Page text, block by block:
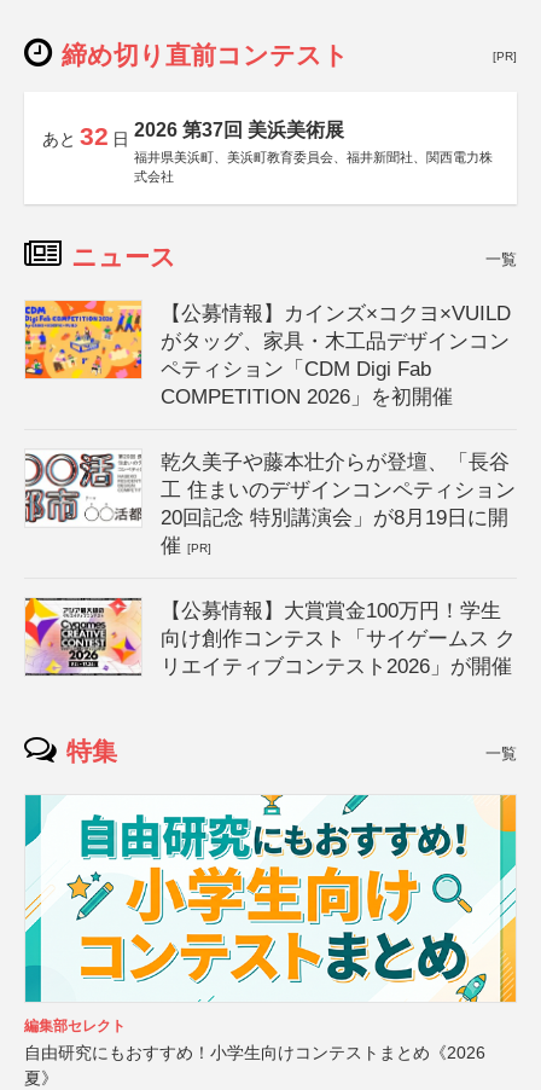
締め切り直前コンテスト [PR]
あと 32 日 2026 第37回 美浜美術展
福井県美浜町、美浜町教育委員会、福井新聞社、関西電力株
式会社
ニュース 一覧
【公募情報】カインズ×コクヨ×VUILD
がタッグ、家具・木工品デザインコン
ペティション「CDM Digi Fab
COMPETITION 2026」を初開催
乾久美子や藤本壮介らが登壇、「長谷
工 住まいのデザインコンペティション
20回記念 特別講演会」が8月19日に開
催[PR]
【公募情報】大賞賞金100万円！学生
向け創作コンテスト「サイゲームス ク
リエイティブコンテスト2026」が開催
特集 一覧
編集部セレクト
自由研究にもおすすめ！小学生向けコンテストまとめ《2026
夏》